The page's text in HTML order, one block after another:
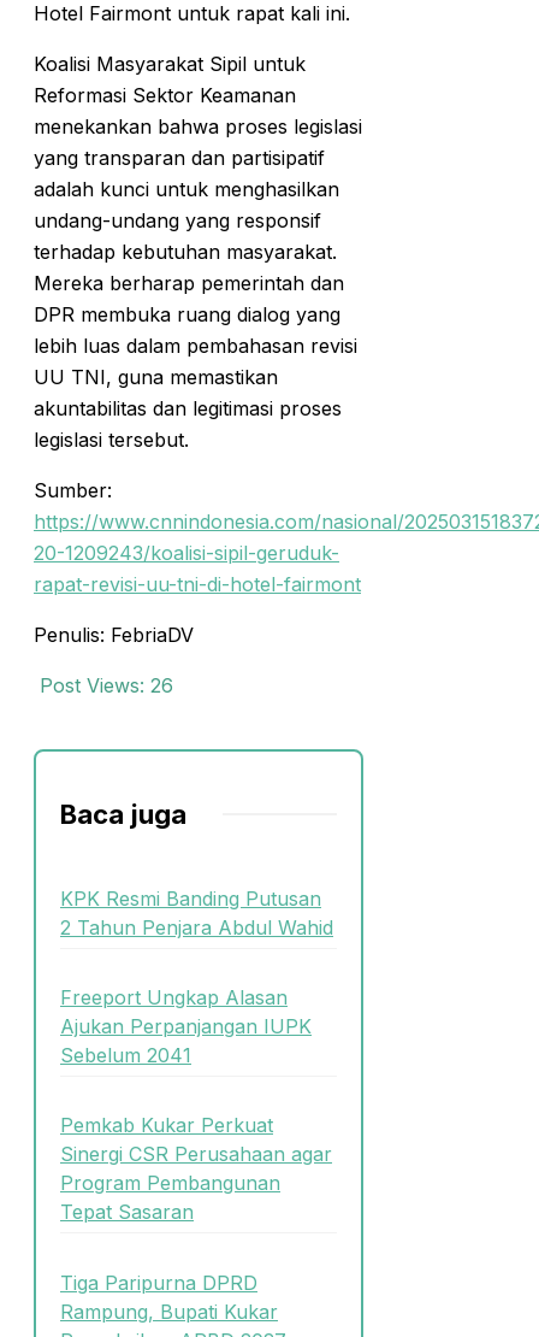
Hotel Fairmont untuk rapat kali ini.
Koalisi Masyarakat Sipil untuk
Reformasi Sektor Keamanan
menekankan bahwa proses legislasi
yang transparan dan partisipatif
adalah kunci untuk menghasilkan
undang-undang yang responsif
terhadap kebutuhan masyarakat.
Mereka berharap pemerintah dan
DPR membuka ruang dialog yang
lebih luas dalam pembahasan revisi
UU TNI, guna memastikan
akuntabilitas dan legitimasi proses
legislasi tersebut.
Sumber:
https://www.cnnindonesia.com/nasional/
20-1209243/koalisi-sipil-geruduk-
rapat-revisi-uu-tni-di-hotel-fairmont
Penulis: FebriaDV
Post Views: 26
Baca juga
KPK Resmi Banding Putusan
2 Tahun Penjara Abdul Wahid
Freeport Ungkap Alasan
Ajukan Perpanjangan IUPK
Sebelum 2041
Pemkab Kukar Perkuat
Sinergi CSR Perusahaan agar
Program Pembangunan
Tepat Sasaran
Tiga Paripurna DPRD
Rampung, Bupati Kukar